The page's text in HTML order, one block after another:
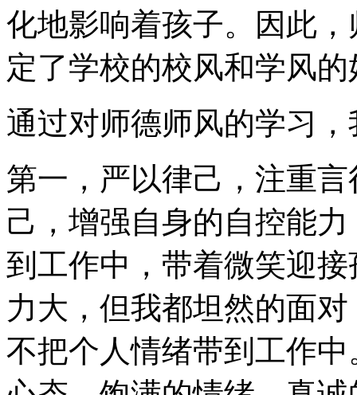
化地影响着孩子。因此
定了学校的校风和学风
通过对师德师风的学习
第一，严以律己，注重
己，增强自身的自控能
到工作中，带着微笑迎
力大，但我都坦然的面
不把个人情绪带到工作